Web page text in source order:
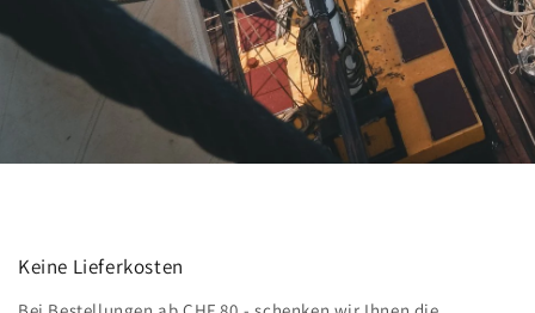
Keine Lieferkosten